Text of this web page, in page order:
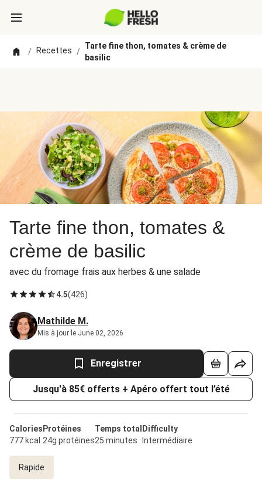
/ Recettes /
Tarte fine thon, tomates & crème de
basilic
Tarte fine thon, tomates &
crème de basilic
avec du fromage frais aux herbes & une salade
4.5(426)
Mathilde M.
Mis à jour le June 02, 2026
Enregistrer
Jusqu'à 85€ offerts + Apéro offert tout l’été
Calories
777 kcal
Protéines
24g protéines
Temps total
25 minutes
Difficulty
Intermédiaire
Rapide